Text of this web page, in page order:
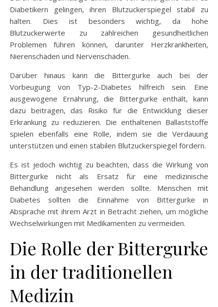
Diabetikern gelingen, ihren Blutzuckerspiegel stabil zu
halten. Dies ist besonders wichtig, da hohe
Blutzuckerwerte zu zahlreichen gesundheitlichen
Problemen führen können, darunter Herzkrankheiten,
Nierenschäden und Nervenschäden.
Darüber hinaus kann die Bittergurke auch bei der
Vorbeugung von Typ-2-Diabetes hilfreich sein. Eine
ausgewogene Ernährung, die Bittergurke enthält, kann
dazu beitragen, das Risiko für die Entwicklung dieser
Erkrankung zu reduzieren. Die enthaltenen Ballaststoffe
spielen ebenfalls eine Rolle, indem sie die Verdauung
unterstützen und einen stabilen Blutzuckerspiegel fördern.
Es ist jedoch wichtig zu beachten, dass die Wirkung von
Bittergurke nicht als Ersatz für eine medizinische
Behandlung angesehen werden sollte. Menschen mit
Diabetes sollten die Einnahme von Bittergurke in
Absprache mit ihrem Arzt in Betracht ziehen, um mögliche
Wechselwirkungen mit Medikamenten zu vermeiden.
Die Rolle der Bittergurke
in der traditionellen
Medizin